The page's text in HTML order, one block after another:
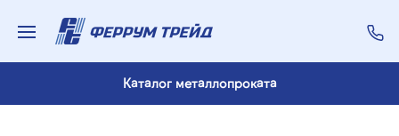
Каталог металлопроката